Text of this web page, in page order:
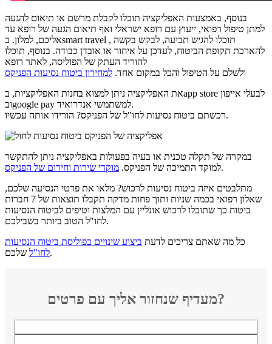
בנוסף, באמצעות האפליקציה תוכלו לקבלת מרשם או תיאום להגעה
למתן טיפול רפואי, ייעוץ עם רופא ישראלי ואף תיאום הגעה של רופא עד
אליכם, למלון. בsmart travel , תוכלו להגיש תביעה, לבקש בקשה
להארכת תקופת הביטוח, לעדכן על איחור או אובדן כבודה. בנוסף, תוכלו
להוריד העתק של הפוליסה, לאתר רופא
ולשלם על הטיפול והכל במקום אחד. למחירון ביטוח נסיעות הפניקס
את האפליקציה ניתן למצוא בחנות האפליקציות, בapp store לבעלי אייפון
ובgoogle pay למשתמשי אנדרואיד.
רכשתם ביטוח נסיעות לחו"ל של הפניקס? הורידו אותה עכשיו.
במקרה של תקלה טכנית או בעיה בפעולות באפליקציה ניתן להתקשר
למוקד התמיכה של הפניקס. מוקדי שירות וחירום של הפניקס
.
מתלבטים איזה ביטוח נסיעות לרכוש? מלאו את פרטי הנסיעה שלכם,
שאלון רפואי בכמה שניות ותוך פחות מדקה תקבלו תוצאות של 7 חברות
ביטוח כך שתוכלו לרכוש אונליין עם המלצות וטיפים לביטוח הנסיעות
לחו"ל הטוב ביותר בשבילכם.
כל מה שאתם צריכים לדעת ביצוע שינויים בפוליסת ביטוח הנסיעות
לחו"לשלכם.
מעדיף שנחזור אליך עם פרטים?
שם